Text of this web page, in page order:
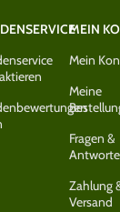
MEIN
Mein
Meine
Fragen &
Zahlung
Versand